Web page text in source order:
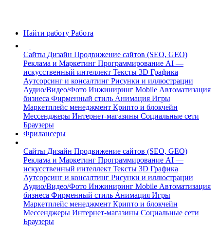
Найти работу Работа
Сайты Дизайн Продвижение сайтов (SEO, GEO)
Реклама и Маркетинг Программирование AI —
искусственный интеллект Тексты 3D Графика
Аутсорсинг и консалтинг Рисунки и иллюстрации
Аудио/Видео/Фото Инжиниринг Mobile Автоматизация
бизнеса Фирменный стиль Анимация Игры
Маркетплейс менеджмент Крипто и блокчейн
Мессенджеры Интернет-магазины Социальные сети
Браузеры
Фрилансеры
Сайты Дизайн Продвижение сайтов (SEO, GEO)
Реклама и Маркетинг Программирование AI —
искусственный интеллект Тексты 3D Графика
Аутсорсинг и консалтинг Рисунки и иллюстрации
Аудио/Видео/Фото Инжиниринг Mobile Автоматизация
бизнеса Фирменный стиль Анимация Игры
Маркетплейс менеджмент Крипто и блокчейн
Мессенджеры Интернет-магазины Социальные сети
Браузеры